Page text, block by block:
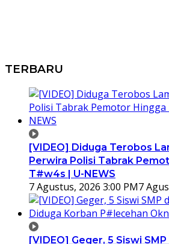
TERBARU
[VIDEO] Diduga Terobos
Perwira Polisi Tabrak
T#w4s | U-NEWS
7 Agustus, 2026 3:00 PM7
[VIDEO] Geger, 5 Siswi